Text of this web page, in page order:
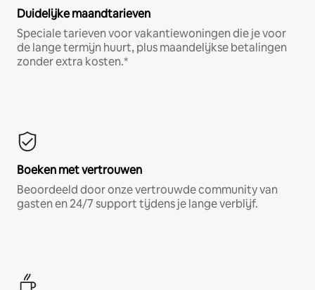
Duidelijke maandtarieven
Speciale tarieven voor vakantiewoningen die je voor
de lange termijn huurt, plus maandelijkse betalingen
zonder extra kosten.*
Boeken met vertrouwen
Beoordeeld door onze vertrouwde community van
gasten en 24/7 support tijdens je lange verblijf.